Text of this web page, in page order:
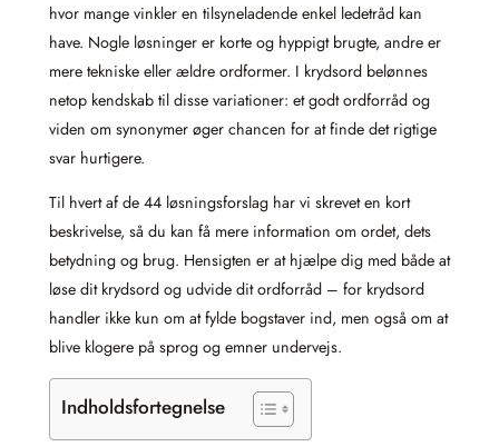
hvor mange vinkler en tilsyneladende enkel ledetråd kan
have. Nogle løsninger er korte og hyppigt brugte, andre er
mere tekniske eller ældre ordformer. I krydsord belønnes
netop kendskab til disse variationer: et godt ordforråd og
viden om synonymer øger chancen for at finde det rigtige
svar hurtigere.
Til hvert af de 44 løsningsforslag har vi skrevet en kort
beskrivelse, så du kan få mere information om ordet, dets
betydning og brug. Hensigten er at hjælpe dig med både at
løse dit krydsord og udvide dit ordforråd – for krydsord
handler ikke kun om at fylde bogstaver ind, men også om at
blive klogere på sprog og emner undervejs.
Indholdsfortegnelse